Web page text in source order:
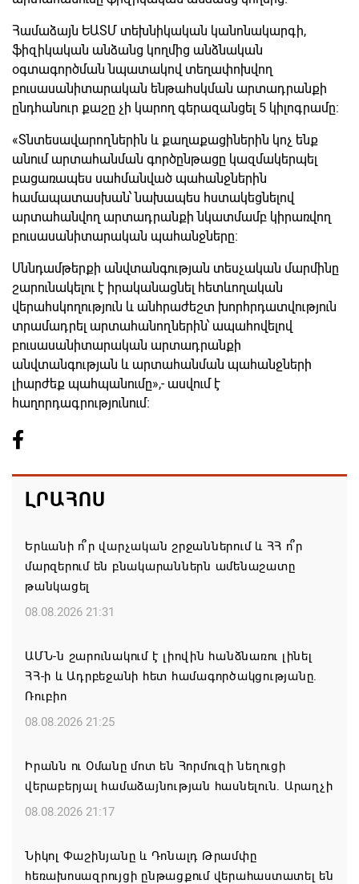
Համաձայն ԵԱՏՄ տեխնիկական կանոնակարգի,
ֆիզիկական անձանց կողմից անձնական
օգտագործման նպատակով տեղափոխվող
բուսասանիտարական ենթահսկման արտադրանքի
ընդհանուր քաշը չի կարող գերազանցել 5 կիլոգրամը։
«Տնտեսավարողներին և քաղաքացիներին կոչ ենք
անում արտահանման գործընթացը կազմակերպել
բացառապես սահմանված պահանջներին
համապատասխան՝ նախապես հստակեցնելով
արտահանվող արտադրանքի նկատմամբ կիրառվող
բուսասանիտարական պահանջները։
Սննդամթերքի անվտանգության տեսչական մարմինը
շարունակելու է իրականացնել հետևողական
վերահսկողություն և անհրաժեշտ խորհրդատվություն
տրամադրել արտահանողներին՝ ապահովելով
բուսասանիտարական արտադրանքի
անվտանգության և արտահանման պահանջների
լիարժեք պահպանումը»,- ասվում է
հաղորդագրությունում։
ԼՐԱՀՈՍ
Երևանի ո՞ր վարչական շրջաններում և ՀՀ ո՞ր
մարզերում են բնակարաններն ամենաշատը
թանկացել
08.08.2026 21:31
ԱՄՆ-ն շարունակում է լիովին հանձնառու լինել
ՀՀ-ի և Ադրբեջանի հետ համագործակցությանը.
Ռուբիո
08.08.2026 21:25
Իրանն ու Օմանը մոտ են Հորմուզի նեղուցի
վերաբերյալ համաձայնության հասնելուն. Արաղչի
08.08.2026 21:17
Նիկոլ Փաշինյանը և Դոնալդ Թրամփը
հեռախոսազրույցի ընթացքում վերահաստատել են